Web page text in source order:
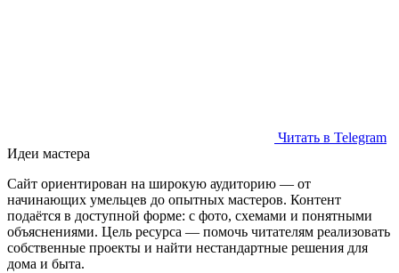
Читать в Telegram
Идеи мастера
Сайт ориентирован на широкую аудиторию — от
начинающих умельцев до опытных мастеров. Контент
подаётся в доступной форме: с фото, схемами и понятными
объяснениями. Цель ресурса — помочь читателям реализовать
собственные проекты и найти нестандартные решения для
дома и быта.